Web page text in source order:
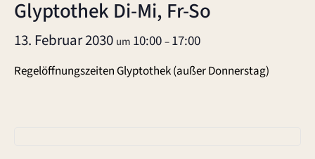
Glyptothek Di-Mi, Fr-So
13. Februar 2030 um 10:00–17:00
Regelöffnungszeiten Glyptothek (außer Donnerstag)